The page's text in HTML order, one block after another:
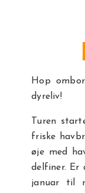
Hop
dyreliv!
Turen
friske
øje med
delfiner. Er
januar til